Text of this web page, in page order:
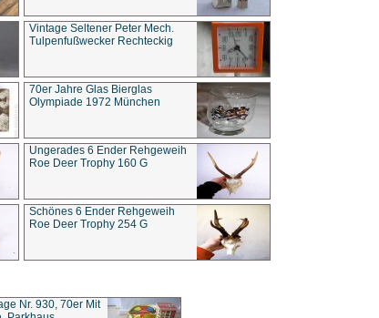
Vintage Seltener Peter Mech.
Tulpenfußwecker Rechteckig
70er Jahre Glas Bierglas
Olympiade 1972 München
Ungerades 6 Ender Rehgeweih
Roe Deer Trophy 160 G
Schönes 6 Ender Rehgeweih
Roe Deer Trophy 254 G
Nr. 930, 70er Mit